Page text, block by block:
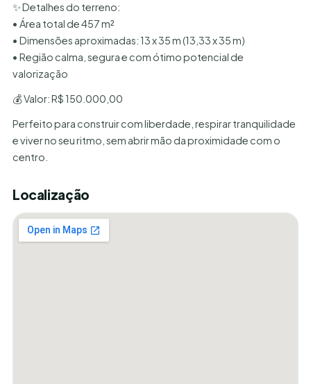
✨ Detalhes do terreno:
• Área total de 457 m²
• Dimensões aproximadas: 13 x 35 m (13,33 x 35 m)
• Região calma, segura e com ótimo potencial de
valorização
💰 Valor: R$ 150.000,00
Perfeito para construir com liberdade, respirar tranquilidade
e viver no seu ritmo, sem abrir mão da proximidade com o
centro.
Localização